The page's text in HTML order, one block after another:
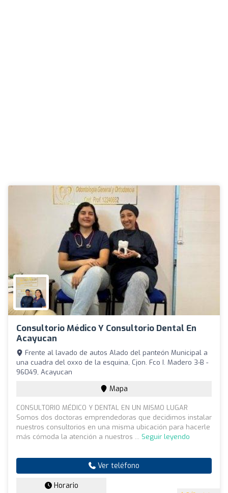
Consultorio Médico Y Consultorio Dental En
Acayucan
Frente al lavado de autos Alado del panteón Municipal a
una cuadra del oxxo de la esquina, Cjon. Fco I. Madero 3-B -
96049, Acayucan
Mapa
CONSULTORIO MÉDICO Y DENTAL EN UN MISMO LUGAR
Somos dos doctoras emprendedoras que decidimos instalar
nuestros consultorios en una misma ubicación para hacerle
más cómoda la atención a nuestros ... Seguir leyendo
Ver teléfono
Horario